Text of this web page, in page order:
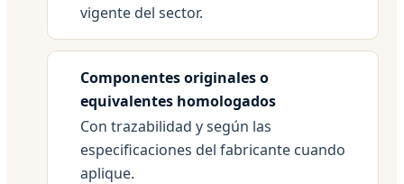
vigente del sector.
Componentes originales o
equivalentes homologados
Con trazabilidad y según las
especificaciones del fabricante cuando
aplique.